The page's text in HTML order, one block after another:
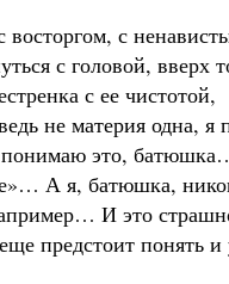
с
с головой, вверх
с ее чистотой,
не материя одна,
понимаю это,
А я, батюшка,
И это
предстоит понять и